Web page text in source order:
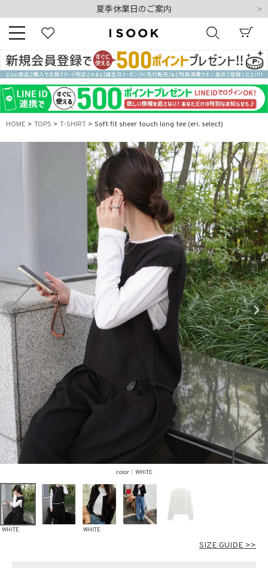
夏季休業日のご案内
10,000円以上ご購入で送料無料
新規会員登録でもれなく500ポイントプレゼント
夏季休業日のご案内
令和8年熊本地震の影響によるお荷物のお届けについて
キーワード
商品番号
再入荷 SALE
商品タイプ
ORIGINAL HIT ITEM
カラー
〜
HOME TOPS T-SHIRT Soft fit sheer touch long tee (eri. select)
WHITE
WHITE WHITE
SIZE GUIDE >>